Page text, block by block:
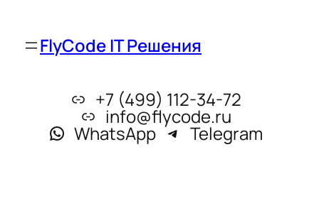
FlyCode IT Решения
+7 (499) 112-34-72
info@flycode.ru
WhatsApp Telegram